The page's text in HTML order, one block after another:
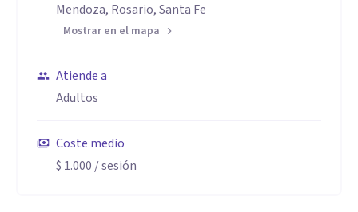
Mendoza, Rosario, Santa Fe
Mostrar en el mapa
Atiende a
Adultos
Coste medio
$ 1.000 / sesión